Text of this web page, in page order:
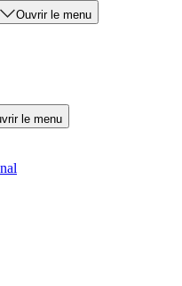
Ouvrir le menu
le menu